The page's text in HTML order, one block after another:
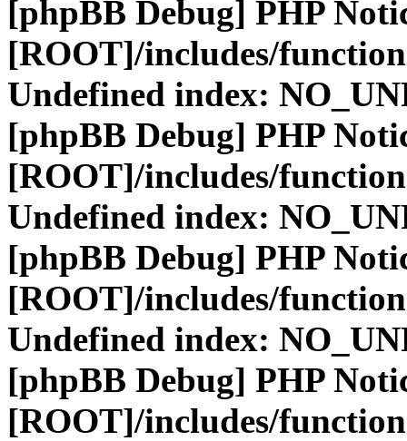
[phpBB Debug] PHP
[ROOT]/includes/
Undefined index:
[phpBB Debug] PHP
[ROOT]/includes/
Undefined index:
[phpBB Debug] PHP
[ROOT]/includes/
Undefined index:
[phpBB Debug] PHP
[ROOT]/includes/